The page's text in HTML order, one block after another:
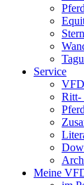
Service
Ritt-
Meine